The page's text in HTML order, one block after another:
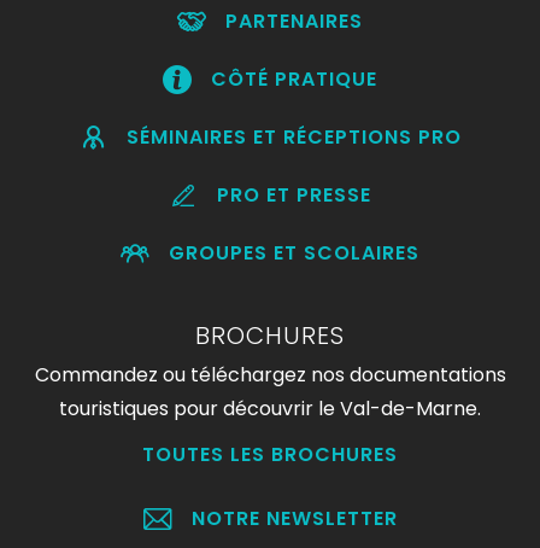
PARTENAIRES
CÔTÉ PRATIQUE
SÉMINAIRES ET RÉCEPTIONS PRO
PRO ET PRESSE
GROUPES ET SCOLAIRES
BROCHURES
Commandez ou téléchargez nos documentations
touristiques pour découvrir le Val-de-Marne.
TOUTES LES BROCHURES
NOTRE NEWSLETTER